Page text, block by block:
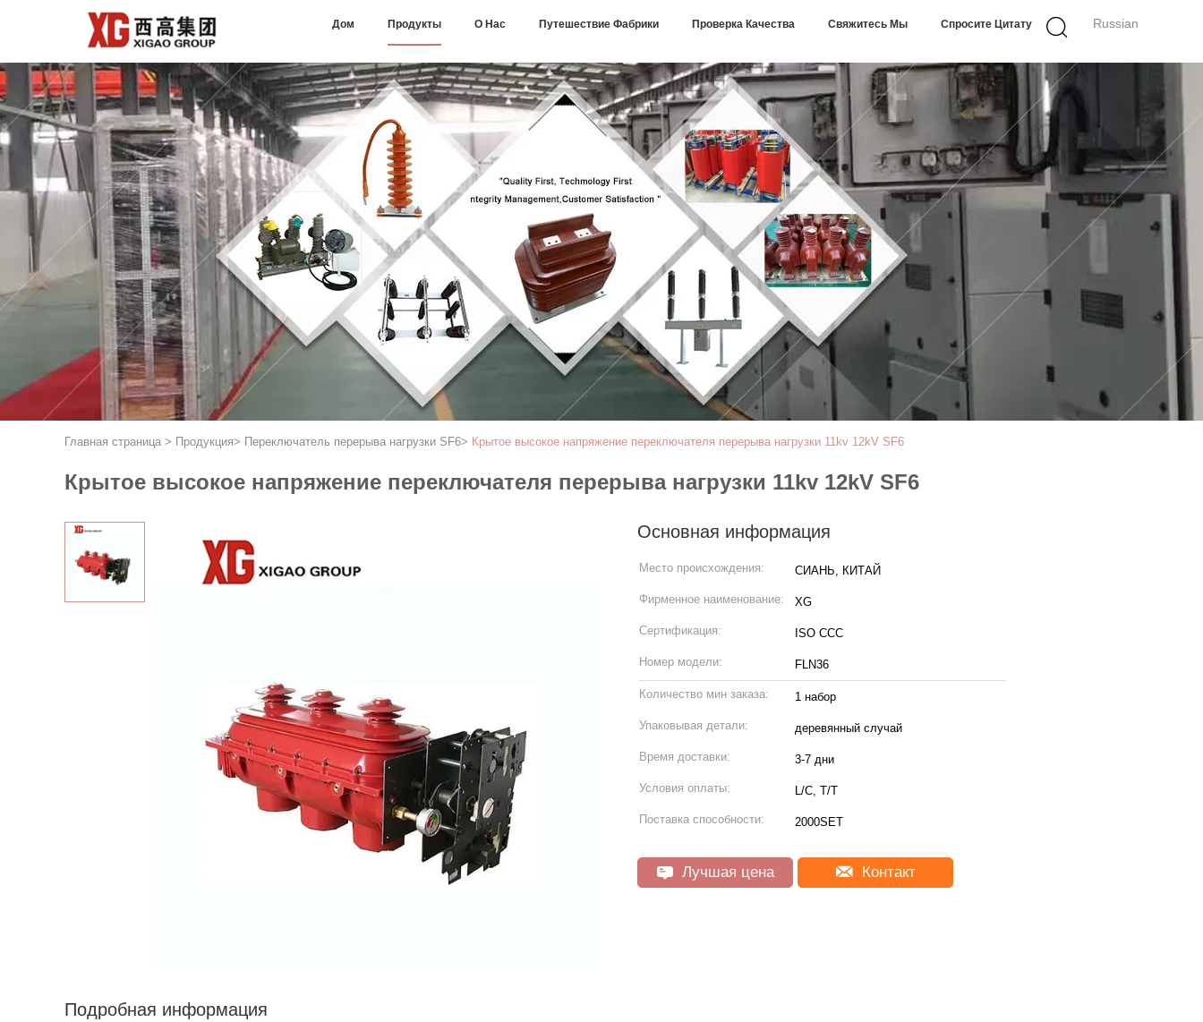
Russian
Дом Продукты О Нас Путешествие Фабрики Проверка Качества Свяжитесь Мы Спросите Цитату
Главная страница > Продукция> Переключатель перерыва нагрузки SF6> Крытое высокое напряжение переключателя перерыва нагрузки 11kv 12kV SF6
Крытое высокое напряжение переключателя перерыва нагрузки 11kv 12kV SF6
Основная информация
Место происхождения: СИАНЬ, КИТАЙ
Фирменное наименование: XG
Сертификация: ISO CCC
Номер модели: FLN36
Количество мин заказа: 1 набор
Упаковывая детали: деревянный случай
Время доставки: 3-7 дни
Условия оплаты: L/C, T/T
Поставка способности: 2000SET
Лучшая цена Контакт
Подробная информация